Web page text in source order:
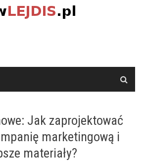
Jak zaprojektować
marketingową i
materiały?